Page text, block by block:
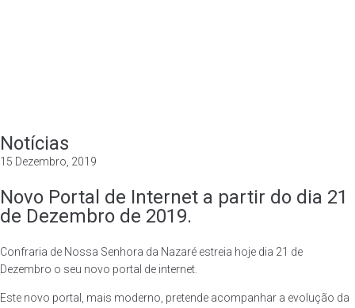
Contactos
CELEBRAÇOES EM DIRETO
Notícias
15 Dezembro, 2019
Novo Portal de Internet a partir do dia 21
de Dezembro de 2019.
Confraria de Nossa Senhora da Nazaré estreia hoje dia 21 de
Dezembro o seu novo portal de internet.
Este novo portal, mais moderno, pretende acompanhar a evolução da